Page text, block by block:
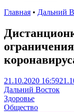
Главная • Дальний
21.10.2020 16:59
Дальний Восток
Здоровье
Общество